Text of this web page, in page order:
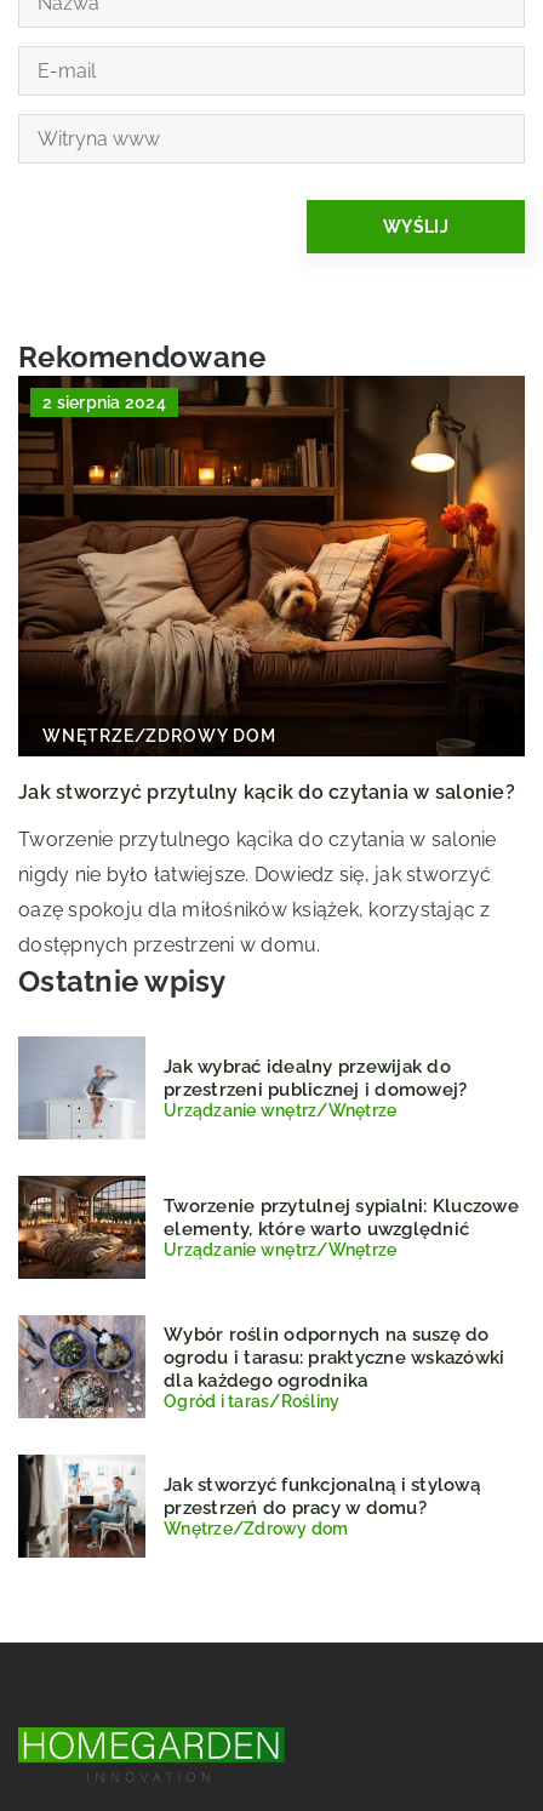
Rekomendowane
2 sierpnia 2024
WNĘTRZE/ZDROWY DOM
Jak stworzyć przytulny kącik do czytania w salonie?
Tworzenie przytulnego kącika do czytania w salonie
nigdy nie było łatwiejsze. Dowiedz się, jak stworzyć
oazę spokoju dla miłośników książek, korzystając z
dostępnych przestrzeni w domu.
Ostatnie wpisy
Jak wybrać idealny przewijak do
przestrzeni publicznej i domowej?
Urządzanie wnętrz/Wnętrze
Tworzenie przytulnej sypialni: Kluczowe
elementy, które warto uwzględnić
Urządzanie wnętrz/Wnętrze
Wybór roślin odpornych na suszę do
ogrodu i tarasu: praktyczne wskazówki
dla każdego ogrodnika
Ogród i taras/Rośliny
Jak stworzyć funkcjonalną i stylową
przestrzeń do pracy w domu?
Wnętrze/Zdrowy dom